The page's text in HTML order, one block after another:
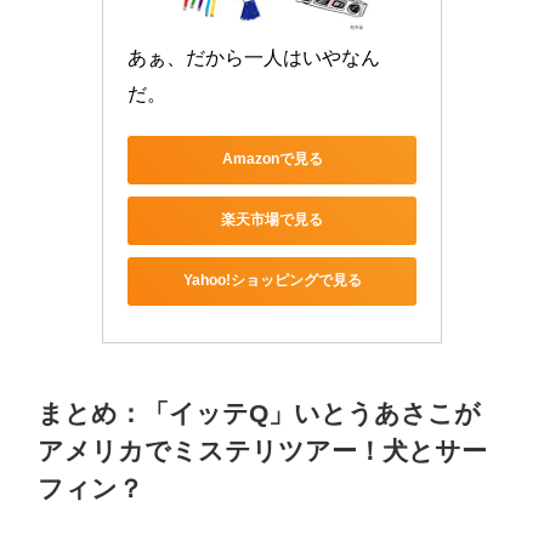
あぁ、だから一人はいやなん
だ。
Amazonで見る
楽天市場で見る
Yahoo!ショッピングで見る
まとめ：「イッテQ」いとうあさこが
アメリカでミステリツアー！犬とサー
フィン？